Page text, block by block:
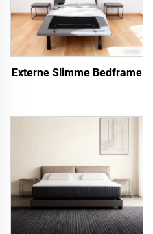
Externe Slimme Bedframe